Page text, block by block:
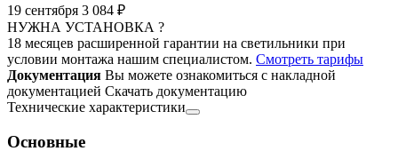
19 сентября 3 084 ₽
НУЖНА УСТАНОВКА ?
18 месяцев расширенной гарантии на светильники при
условии монтажа нашим специалистом. Смотреть тарифы
Документация Вы можете ознакомиться с накладной
документацией Скачать документацию
Технические характеристики
Основные